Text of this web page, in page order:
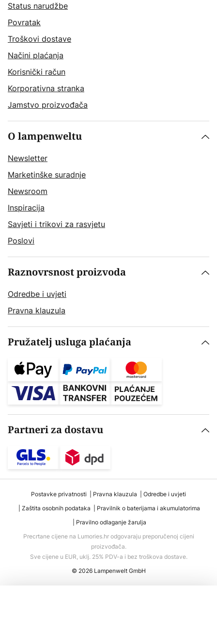
Status narudžbe
Povratak
Troškovi dostave
Načini plaćanja
Korisnički račun
Korporativna stranka
Jamstvo proizvođača
O lampenweltu
Newsletter
Marketinške suradnje
Newsroom
Inspiracija
Savjeti i trikovi za rasvjetu
Poslovi
Raznovrsnost proizvoda
Odredbe i uvjeti
Pravna klauzula
Pružatelj usluga plaćanja
Partneri za dostavu
Postavke privatnosti Pravna klauzula
Odredbe i uvjeti
Zaštita osobnih podataka
Pravilnik o baterijama i akumulatorima
Pravilno odlaganje žarulja
Precrtane cijene na Lumories.hr odgovaraju preporučenoj cijeni
proizvođača.
Sve cijene u EUR, uklj. 25% PDV-a i bez troškova dostave.
© 2026 Lampenwelt GmbH